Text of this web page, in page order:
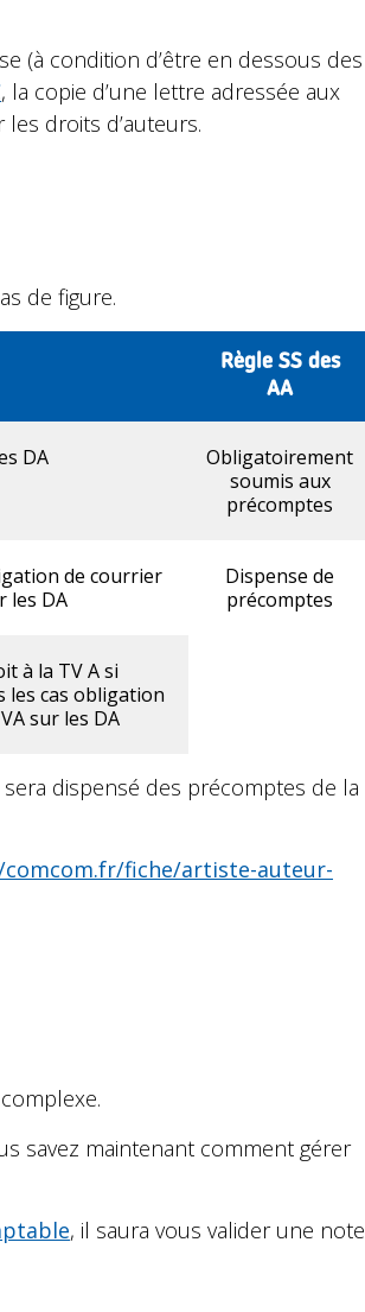
(à condition d’être en dessous des
, la copie d’une lettre adressée aux
droits d’auteurs.
de figure.
Règle SS des
AA
DA
Obligatoirement
soumis aux
précomptes
de courrier
les DA
Dispense de
précomptes
à la TV A si
les cas obligation
sur les DA
dispensé des précomptes de la
fiche/artiste-auteur-
savez maintenant comment gérer
, il saura vous valider une note